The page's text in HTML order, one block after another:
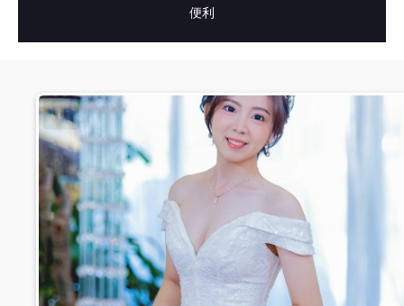
便利
#01